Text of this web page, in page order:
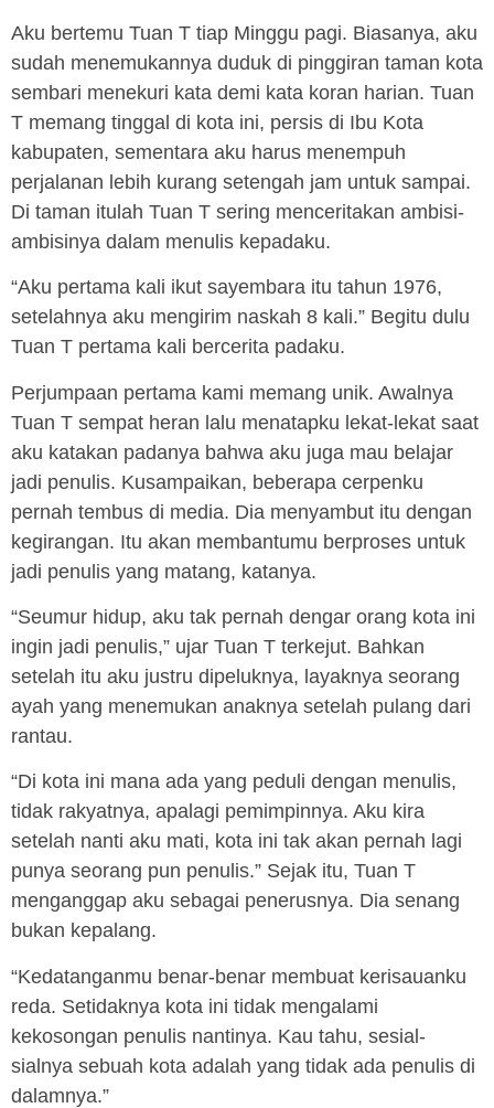
Aku bertemu Tuan T tiap Minggu pagi. Biasanya, aku
sudah menemukannya duduk di pinggiran taman kota
sembari menekuri kata demi kata koran harian. Tuan
T memang tinggal di kota ini, persis di Ibu Kota
kabupaten, sementara aku harus menempuh
perjalanan lebih kurang setengah jam untuk sampai.
Di taman itulah Tuan T sering menceritakan ambisi-
ambisinya dalam menulis kepadaku.
“Aku pertama kali ikut sayembara itu tahun 1976,
setelahnya aku mengirim naskah 8 kali.” Begitu dulu
Tuan T pertama kali bercerita padaku.
Perjumpaan pertama kami memang unik. Awalnya
Tuan T sempat heran lalu menatapku lekat-lekat saat
aku katakan padanya bahwa aku juga mau belajar
jadi penulis. Kusampaikan, beberapa cerpenku
pernah tembus di media. Dia menyambut itu dengan
kegirangan. Itu akan membantumu berproses untuk
jadi penulis yang matang, katanya.
“Seumur hidup, aku tak pernah dengar orang kota ini
ingin jadi penulis,” ujar Tuan T terkejut. Bahkan
setelah itu aku justru dipeluknya, layaknya seorang
ayah yang menemukan anaknya setelah pulang dari
rantau.
“Di kota ini mana ada yang peduli dengan menulis,
tidak rakyatnya, apalagi pemimpinnya. Aku kira
setelah nanti aku mati, kota ini tak akan pernah lagi
punya seorang pun penulis.” Sejak itu, Tuan T
menganggap aku sebagai penerusnya. Dia senang
bukan kepalang.
“Kedatanganmu benar-benar membuat kerisauanku
reda. Setidaknya kota ini tidak mengalami
kekosongan penulis nantinya. Kau tahu, sesial-
sialnya sebuah kota adalah yang tidak ada penulis di
dalamnya.”